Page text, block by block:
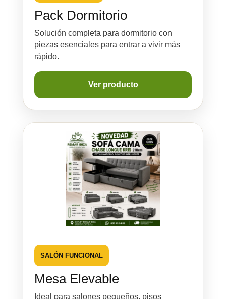
Pack Dormitorio
Solución completa para dormitorio con
piezas esenciales para entrar a vivir más
rápido.
Ver producto
SALÓN FUNCIONAL
Mesa Elevable
Ideal para salones pequeños, pisos